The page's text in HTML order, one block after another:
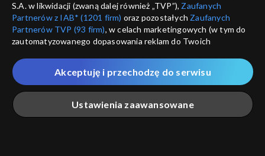
Nie igraj z aniołem
odc. 42
Nie igraj z aniołem
odc. 41
S.A. w likwidacji (zwaną dalej również „TVP”), Zaufanych
Partnerów z IAB* (1201 firm) oraz pozostałych Zaufanych
Partnerów TVP (93 firm), w celach marketingowych (w tym do
zautomatyzowanego dopasowania reklam do Twoich
które wskazujemy poniżej, a także zgody na udostępnianie
przez nas identyfikatora PPID do Google.
Twoje dane osobowe zbierane podczas odwiedzania przez
Ciebie naszych
poszczególnych serwisówzwanych dalej
„Portalem”, w tym informacje zapisywane za pomocą
Ustawienia zaawansowane
Akceptuję i przechodzę do serwisu